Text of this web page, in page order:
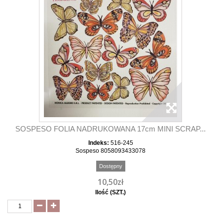
SOSPESO FOLIA NADRUKOWANA 17cm MINI SCRAP...
Indeks: 516-245
Sospeso 8058093433078
Dostępny
10,50zł
Ilość (SZT.)